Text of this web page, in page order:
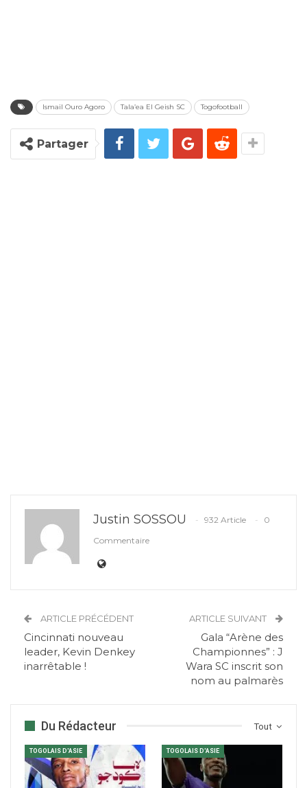
Ismail Ouro Agoro Tala’ea El Geish SC Togofootball
Partager
Justin SOSSOU 932 Article
0
Commentaire
ARTICLE PRÉCÉDENT
Cincinnati nouveau
leader, Kevin Denkey
inarrêtable !
ARTICLE SUIVANT
Gala “Arène des
Championnes” : J
Wara SC inscrit son
nom au palmarès
Tout
Du Rédacteur
TOGOLAIS D'ASIE TOGOLAIS D'ASIE